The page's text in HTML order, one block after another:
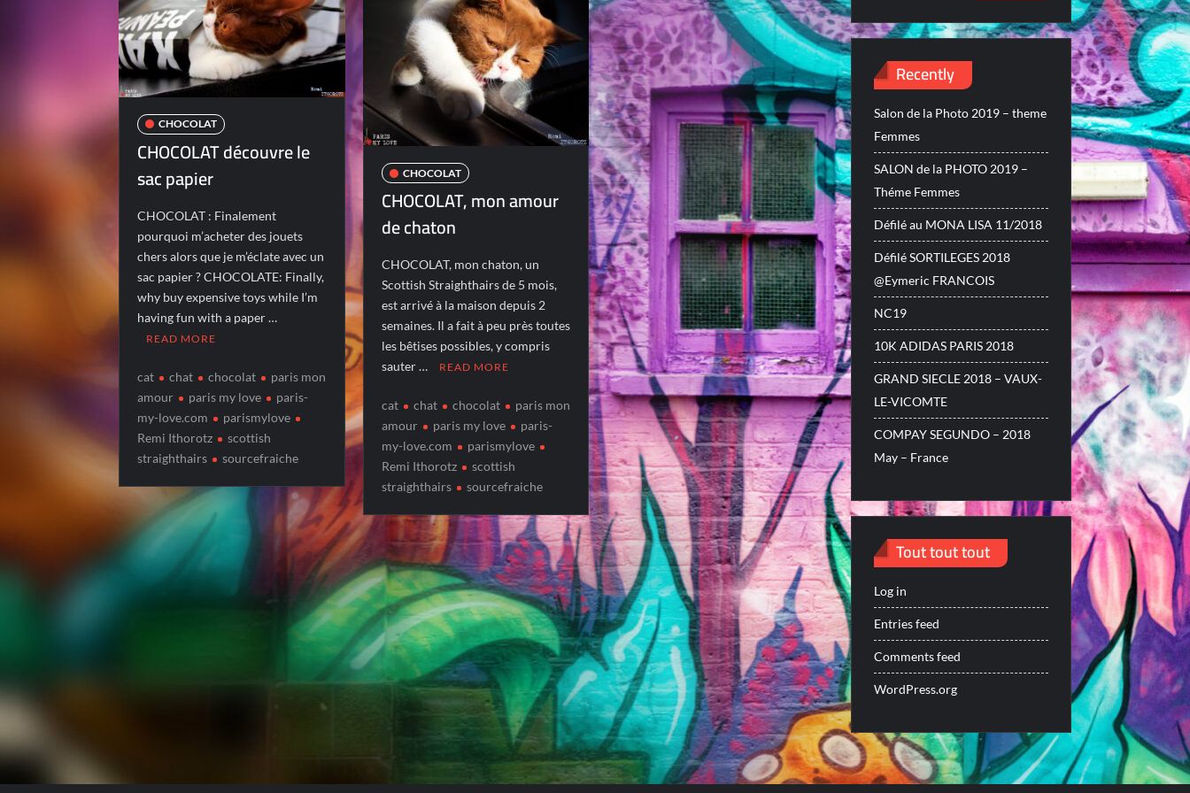
CHOCOLAT
CHOCOLAT découvre le
sac papier
CHOCOLAT : Finalement
pourquoi m’acheter des jouets
chers alors que je m’éclate avec un
sac papier ? CHOCOLATE: Finally,
why buy expensive toys while I’m
having fun with a paper …
READ MORE
cat chat chocolat
paris mon
amour
paris my love
paris-
my-love.com
parismylove
Remi Ithorotz
scottish
straighthairs
sourcefraiche
CHOCOLAT
CHOCOLAT, mon amour
de chaton
CHOCOLAT, mon chaton, un
Scottish Straighthairs de 5 mois,
est arrivé à la maison depuis 2
semaines. Il a fait à peu près toutes
les bêtises possibles, y compris
sauter …
READ MORE
cat chat chocolat
paris mon
amour
paris my love
paris-
my-love.com
parismylove
Remi Ithorotz
scottish
straighthairs
sourcefraiche
Recently
Salon de la Photo 2019 – theme
Femmes
SALON de la PHOTO 2019 –
Théme Femmes
Défilé au MONA LISA 11/2018
Défilé SORTILEGES 2018
@Eymeric FRANCOIS
NC19
10K ADIDAS PARIS 2018
GRAND SIECLE 2018 – VAUX-
LE-VICOMTE
COMPAY SEGUNDO – 2018
May – France
Tout tout tout
Log in
Entries feed
Comments feed
WordPress.org